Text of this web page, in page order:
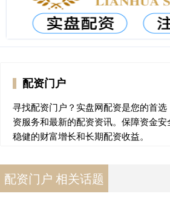
配资门户
寻找配资门户？实盘网配资是您的首
资服务和最新的配资资讯。保障资金
稳健的财富增长和长期配资收益。
配资门户 相关话题